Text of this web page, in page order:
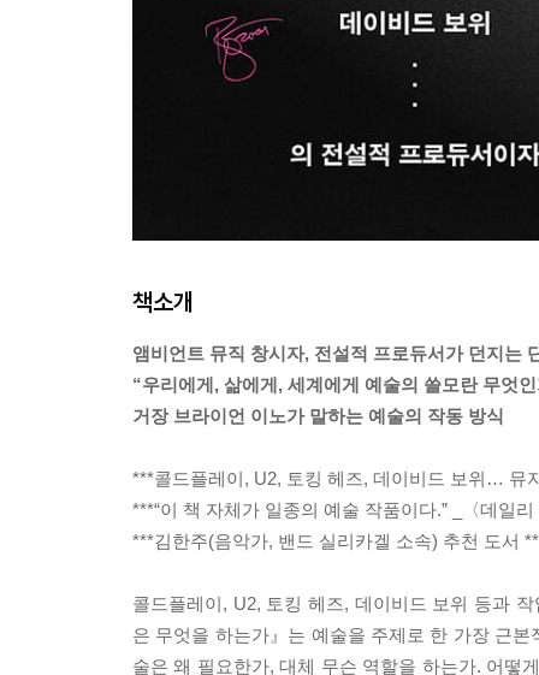
책소개
앰비언트 뮤직 창시자, 전설적 프로듀서가 던지는
“우리에게, 삶에게, 세계에게 예술의 쓸모란 무엇
거장 브라이언 이노가 말하는 예술의 작동 방식
***콜드플레이, U2, 토킹 헤즈, 데이비드 보위… 뮤
***“이 책 자체가 일종의 예술 작품이다.” _〈데일
***김한주(음악가, 밴드 실리카겔 소속) 추천 도서
콜드플레이, U2, 토킹 헤즈, 데이비드 보위 등과
은 무엇을 하는가』는 예술을 주제로 한 가장 근
술은 왜 필요한가, 대체 무슨 역할을 하는가. 어떻